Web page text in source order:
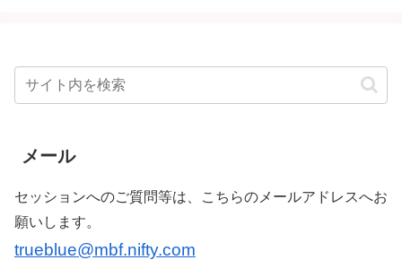
メール
セッションへのご質問等は、こちらのメールアドレスへお
願いします。
trueblue@mbf.nifty.com